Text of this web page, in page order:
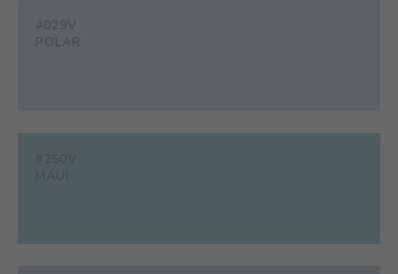
#029V
POLAR
#250V
MAUI